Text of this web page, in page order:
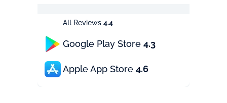
All Reviews 4.4
Google Play Store 4.3
Apple App Store 4.6